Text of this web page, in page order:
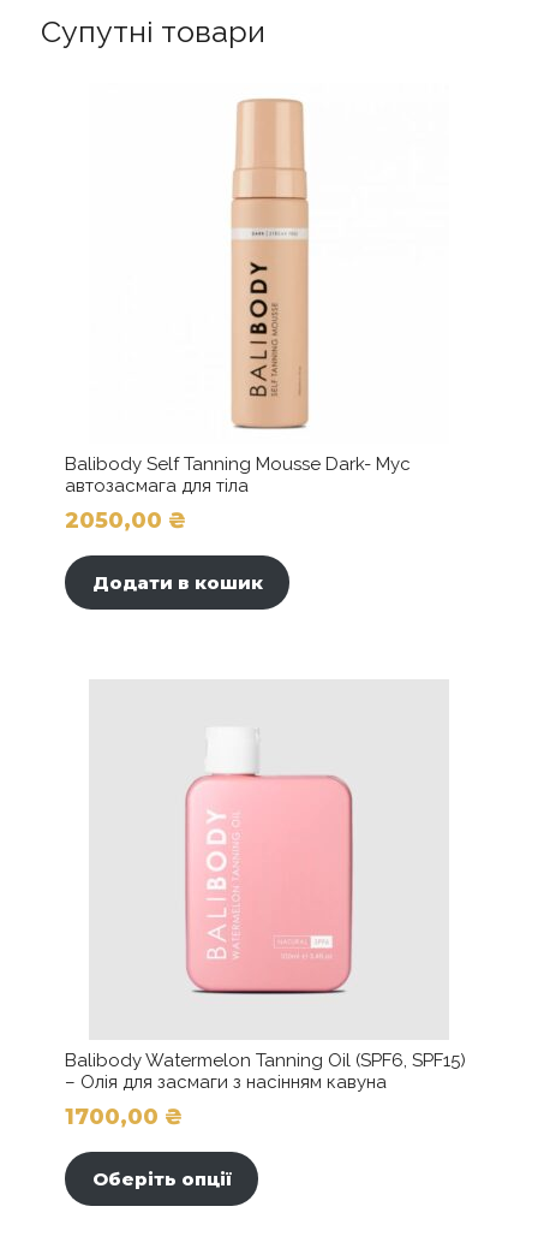
Супутні товари
Balibody Self Tanning Mousse Dark- Мус
автозасмага для тіла
2050,00 ₴
Додати в кошик
Balibody Watermelon Tanning Oil (SPF6, SPF15)
– Олія для засмаги з насінням кавуна
1700,00 ₴
Оберіть опції